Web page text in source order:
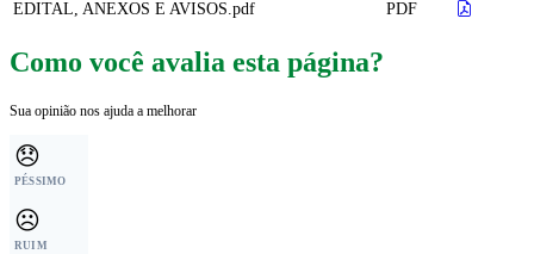
EDITAL, ANEXOS E AVISOS.pdf
PDF
Como você avalia esta página?
Sua opinião nos ajuda a melhorar
😞
PÉSSIMO
☹️
RUIM